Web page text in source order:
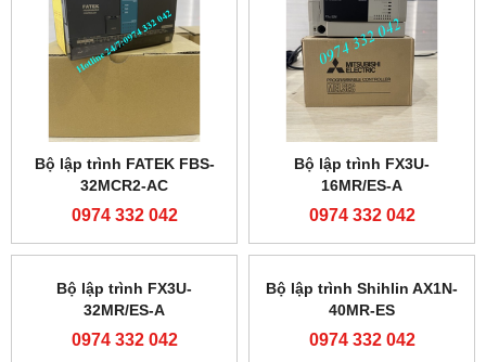
Bộ lập trình FATEK FBS-
32MCR2-AC
0974 332 042
Bộ lập trình FX3U-
16MR/ES-A
0974 332 042